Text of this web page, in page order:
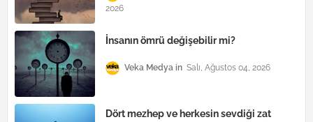
2026
İnsanın ömrü değişebilir mi?
Veka Medya Salı, Ağustos 04, 2026
Dört mezhep ve herkesin sevdiği zat